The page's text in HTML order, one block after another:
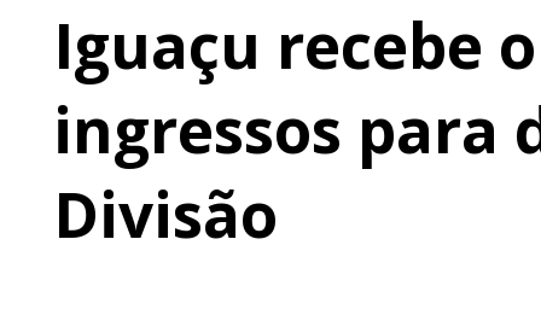
Iguaçu recebe
ingressos para
Divisão